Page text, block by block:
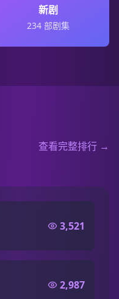
新剧
234 部剧集
查看完整排行 →
3,521
2,987